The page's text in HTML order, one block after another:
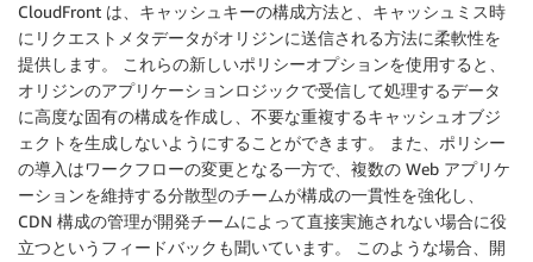
CloudFront は、キャッシュキーの構成方法と、キャッシュミス時
にリクエストメタデータがオリジンに送信される方法に柔軟性を
提供します。 これらの新しいポリシーオプションを使用すると、
オリジンのアプリケーションロジックで受信して処理するデータ
に高度な固有の構成を作成し、不要な重複するキャッシュオブジ
ェクトを生成しないようにすることができます。 また、ポリシー
の導入はワークフローの変更となる一方で、複数の Web アプリケ
ーションを維持する分散型のチームが構成の一貫性を強化し、
CDN 構成の管理が開発チームによって直接実施されない場合に役
立つというフィードバックも聞いています。 このような場合、開